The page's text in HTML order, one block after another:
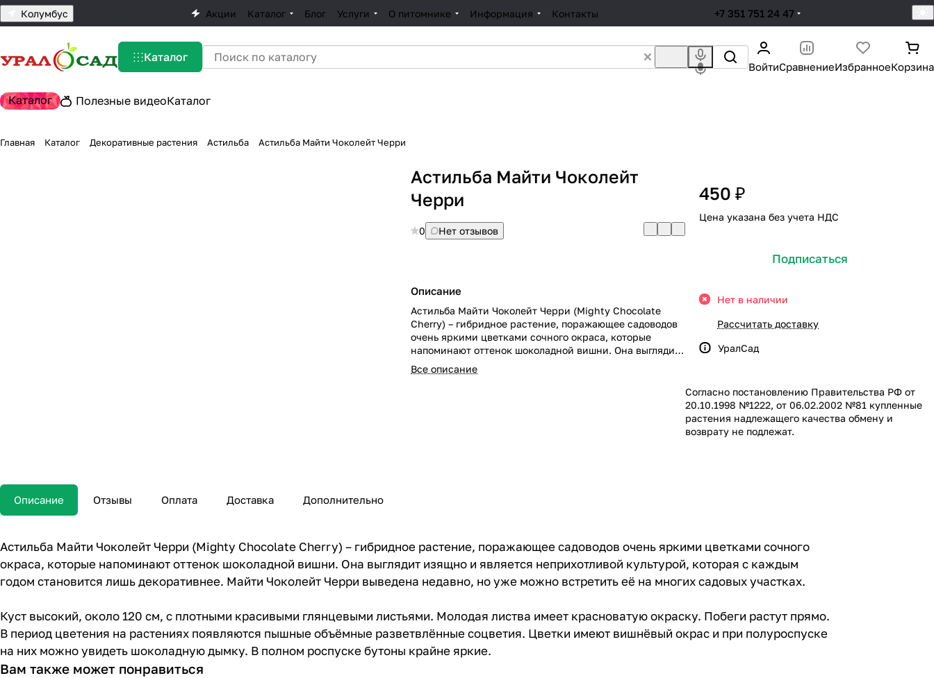
Колумбус Акции Каталог Блог Услуги О питомнике Информация Контакты +7 351 751 24 47
Каталог
ВойтиСравнениеИзбранноеКорзина
Каталог Полезные видеоКаталог
Главная Каталог Декоративные растения Астильба Астильба Майти Чоколейт Черри
Астильба Майти Чоколейт
Черри
0 Нет отзывов
Описание
Астильба Майти Чоколейт Черри (Mighty Chocolate
Cherry) – гибридное растение, поражающее садоводов
очень яркими цветками сочного окраса, которые
напоминают оттенок шоколадной вишни. Она выглядит
изящно и является неприхотливой культурой, которая
с каждым годом становится лишь декоративнее. Майти
Все описание
450 ₽
Цена указана без учета НДС
Подписаться
Нет в наличии
Рассчитать доставку
УралСад
Согласно постановлению Правительства РФ от
20.10.1998 №1222, от 06.02.2002 №81 купленные
растения надлежащего качества обмену и
возврату не подлежат.
Описание Отзывы Оплата Доставка Дополнительно
Астильба Майти Чоколейт Черри (Mighty Chocolate Cherry) – гибридное растение, поражающее садоводов очень яркими цветками сочного
окраса, которые напоминают оттенок шоколадной вишни. Она выглядит изящно и является неприхотливой культурой, которая с каждым
годом становится лишь декоративнее. Майти Чоколейт Черри выведена недавно, но уже можно встретить её на многих садовых участках.
Куст высокий, около 120 см, с плотными красивыми глянцевыми листьями. Молодая листва имеет красноватую окраску. Побеги растут прямо.
В период цветения на растениях появляются пышные объёмные разветвлённые соцветия. Цветки имеют вишнёвый окрас и при полуроспуске
на них можно увидеть шоколадную дымку. В полном роспуске бутоны крайне яркие.
Вам также может понравиться